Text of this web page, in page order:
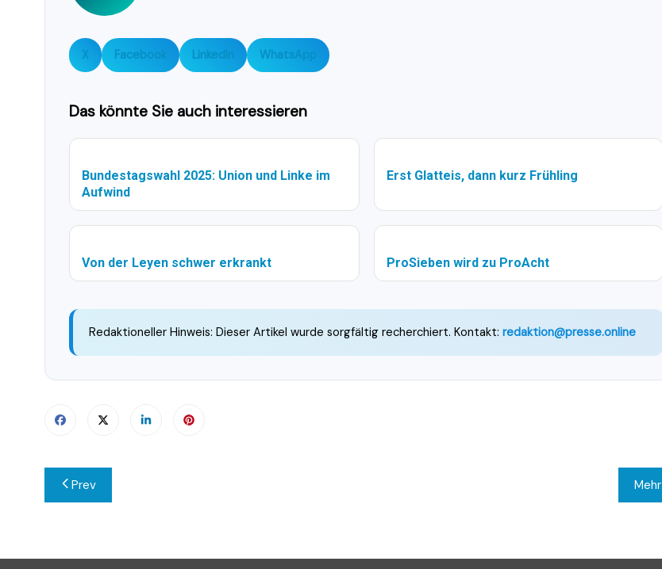
X Facebook LinkedIn WhatsApp
Das könnte Sie auch interessieren
Bundestagswahl 2025: Union und Linke im
Aufwind
Erst Glatteis, dann kurz Frühling
Von der Leyen schwer erkrankt ProSieben wird zu ProAcht
Redaktioneller Hinweis: Dieser Artikel wurde sorgfältig recherchiert. Kontakt: redaktion@presse.online
Beitragsnavigation
Prev Mehr